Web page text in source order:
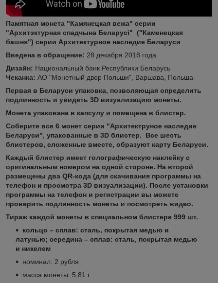
Памятная монета "Камянецкая вежа" серии
"Архитэктурная спадчына Беларусі" ("Каменецкая
башня") серии Архитектурное наследие Беларуси
Введена в обращение: 28 декабря 2018 года
Дизайн: Национальный банк Республики Беларусь
Чеканка: АО "Монетный двор Польши", Варшава, Польша
Первая в Беларуси упаковка, позволяющая определить
подлинность и увидеть 3D визуализацию монеты.
Монета упакована в капсулу и помещена в блистер.
Соберите все 6 монет серии "Архитектруное наследие
Беларуси", упакованные в 3D блистер. Все шесть
блистеров, сложенные вместе, образуют карту Беларуси.
Каждый блистер имеет голографическую наклейку с
оригинальным номером на одной стороне. На второй
размещены два QR-кода (для скачивания программы на
телефон и просмотра 3D визуализации). После установки
программы на телефон и регистрации вы можете
проверить подлинность монеты и посмотреть видео.
Тираж каждой монеты в специальном блистере 999 шт.
кольцо – сплав: сталь, покрытая медью и
латунью; середина – сплав: сталь, покрытая медью
и никелем
номинал: 2 рубля
масса монеты: 5,81 г